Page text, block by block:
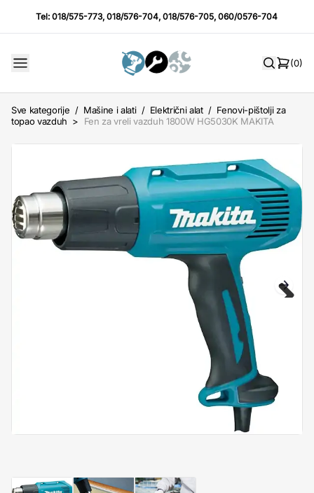
Tel:018/575-773,018/576-704,018/576-705,060/0576-704
(0)
Sve kategorije / Mašine i alati / Električni alat / Fenovi-pištolji za
topao vazduh > Fen za vreli vazduh 1800W HG5030K MAKITA